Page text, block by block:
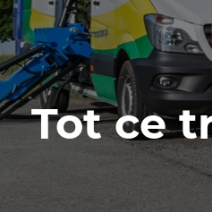
Tot ce